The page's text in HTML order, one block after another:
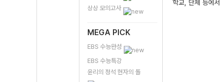
상상 모의고사
MEGA PICK
EBS 수능완성
EBS 수능특강
윤리의 정석 현자의 돌
학교, 단체 등에